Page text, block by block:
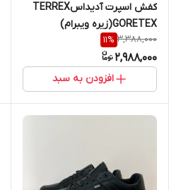
کفش اسپرت آدیداسTERREX
GORETEX(زیره ویبرام)
3,388,000
11%
2,988,000
افزودن به سبد